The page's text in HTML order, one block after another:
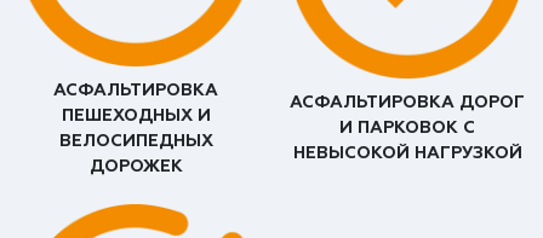
АСФАЛЬТИРОВКА
ПЕШЕХОДНЫХ И
ВЕЛОСИПЕДНЫХ
ДОРОЖЕК
АСФАЛЬТИРОВКА ДОРОГ
И ПАРКОВОК С
НЕВЫСОКОЙ НАГРУЗКОЙ